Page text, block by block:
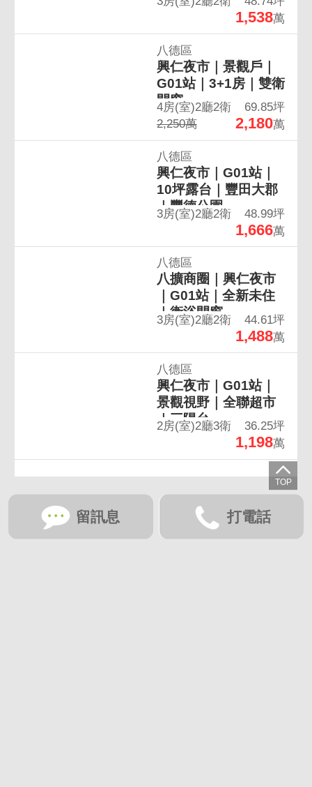
八德區
G01站│建德公園│景
觀戶│興仁夜市｜衛浴
開窗
3房(室)2廳2衛 48.74坪
1,538
八德區
興仁夜市｜景觀戶｜
G01站｜3+1房｜雙衛
開窗
69.85坪
2,180萬
八德區
興仁夜市｜G01站｜
10坪露台｜豐田大郡
｜豐德公園
48.99坪
1,666萬
八德區
八擴商圈｜興仁夜市
｜G01站｜全新未住
｜衛浴開窗
44.61坪
1,488萬
興仁夜市｜G01站｜
景觀視野｜全聯超市
｜三陽台
留訊息 打電話